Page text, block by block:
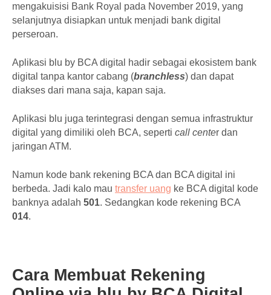
mengakuisisi Bank Royal pada November 2019, yang
selanjutnya disiapkan untuk menjadi bank digital
perseroan.
Aplikasi blu by BCA digital hadir sebagai ekosistem bank
digital tanpa kantor cabang (branchless) dan dapat
diakses dari mana saja, kapan saja.
Aplikasi blu juga terintegrasi dengan semua infrastruktur
digital yang dimiliki oleh BCA, seperti call center dan
jaringan ATM.
Namun kode bank rekening BCA dan BCA digital ini
berbeda. Jadi kalo mau transfer uang ke BCA digital kode
banknya adalah 501. Sedangkan kode rekening BCA
014.
Cara Membuat Rekening